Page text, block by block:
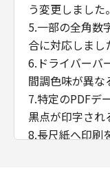
う変更しました。
5.一部の全角数
合に対応しまし
6.ドライバーバ
間調色味が異な
7.特定のPDFデ
黒点が印字され
8.長尺紙へ印刷